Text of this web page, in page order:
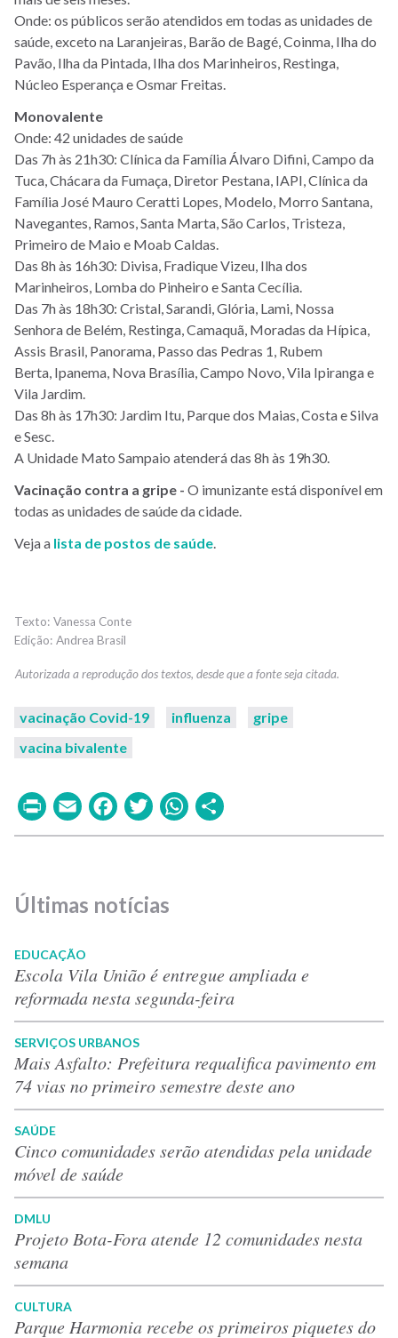
Onde: os públicos serão atendidos em todas as unidades de
saúde, exceto na Laranjeiras, Barão de Bagé, Coinma, Ilha do
Pavão, Ilha da Pintada, Ilha dos Marinheiros, Restinga,
Núcleo Esperança e Osmar Freitas.
Monovalente
Onde: 42 unidades de saúde
Das 7h às 21h30: Clínica da Família Álvaro Difini, Campo da
Tuca, Chácara da Fumaça, Diretor Pestana, IAPI, Clínica da
Família José Mauro Ceratti Lopes, Modelo, Morro Santana,
Navegantes, Ramos, Santa Marta, São Carlos, Tristeza,
Primeiro de Maio e Moab Caldas.
Das 8h às 16h30: Divisa, Fradique Vizeu, Ilha dos
Marinheiros, Lomba do Pinheiro e Santa Cecília.
Das 7h às 18h30: Cristal, Sarandi, Glória, Lami, Nossa
Senhora de Belém, Restinga, Camaquã, Moradas da Hípica,
Assis Brasil, Panorama, Passo das Pedras 1, Rubem
Berta, Ipanema, Nova Brasília, Campo Novo, Vila Ipiranga e
Vila Jardim.
Das 8h às 17h30: Jardim Itu, Parque dos Maias, Costa e Silva
e Sesc.
A Unidade Mato Sampaio atenderá das 8h às 19h30.
Vacinação contra a gripe - O imunizante está disponível em
todas as unidades de saúde da cidade.
Veja a lista de postos de saúde
Vanessa Conte
Andrea Brasil
vacinação Covid-19 influenza
gripe
vacina bivalente
PrintEmailFacebook
TwitterWhatsApp
Últimas notícias
EDUCAÇÃO
Escola Vila União é entregue ampliada e
reformada nesta segunda-feira
SERVIÇOS URBANOS
Mais Asfalto: Prefeitura requalifica pavimento em
74 vias no primeiro semestre deste ano
SAÚDE
Cinco comunidades serão atendidas pela unidade
móvel de saúde
DMLU
Projeto Bota-Fora atende 12 comunidades nesta
semana
CULTURA
Parque Harmonia recebe os primeiros piquetes do